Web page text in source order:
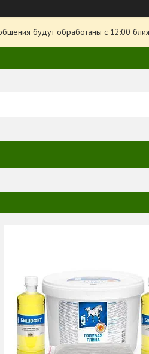
будут обработаны с 12:00